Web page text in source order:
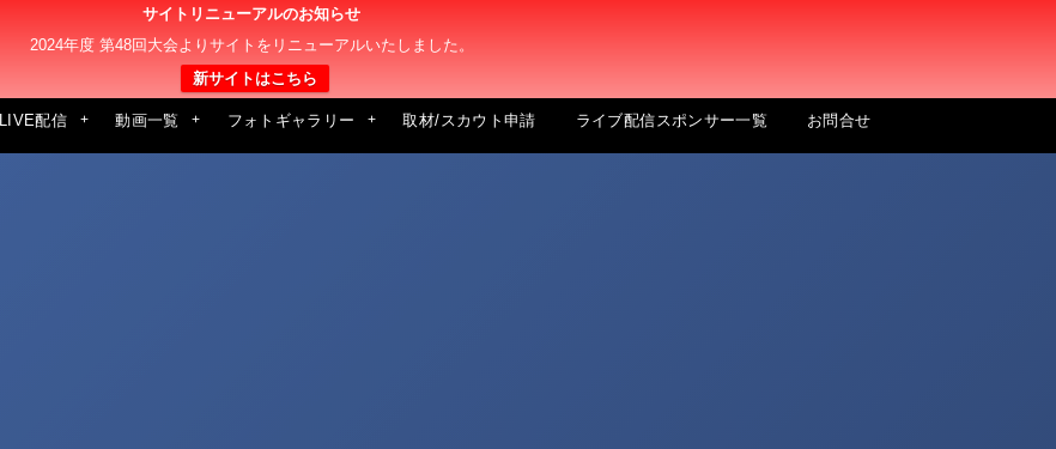
サイトリニューアルのお知らせ
2024年度 第48回大会よりサイトをリニューアルいたしました。
新サイトはこちら
LIVE配信 動画一覧 フォトギャラリー 取材/スカウト申請 ライブ配信スポンサー一覧 お問合せ